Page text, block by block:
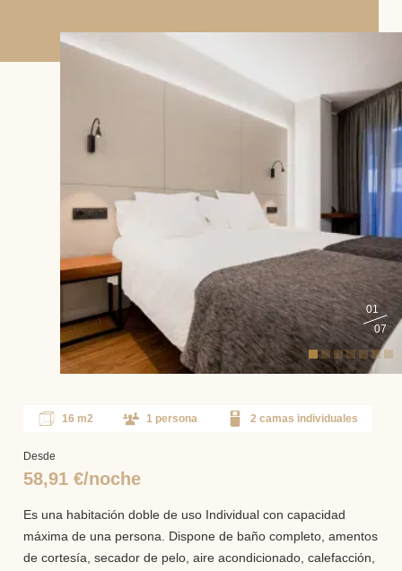
01
07
16 m2 1 persona 2 camas individuales
Desde
58,91 €/noche
Es una habitación doble de uso Individual con capacidad
máxima de una persona. Dispone de baño completo, amentos
de cortesía, secador de pelo, aire acondicionado, calefacción,